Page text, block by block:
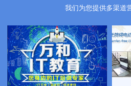
我们为您提供多渠道